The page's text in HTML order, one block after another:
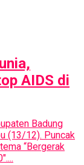
AIDS di
Badung
(13/12). Puncak
“Bergerak